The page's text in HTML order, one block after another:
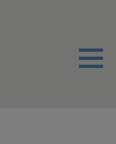
Menu